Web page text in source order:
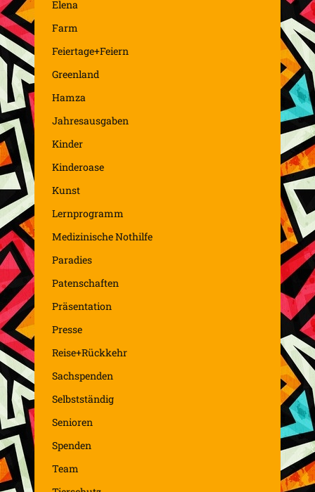
Elena
Farm
Feiertage+Feiern
Greenland
Hamza
Jahresausgaben
Kinder
Kinderoase
Kunst
Lernprogramm
Medizinische Nothilfe
Paradies
Patenschaften
Präsentation
Presse
Reise+Rückkehr
Sachspenden
Selbstständig
Senioren
Spenden
Team